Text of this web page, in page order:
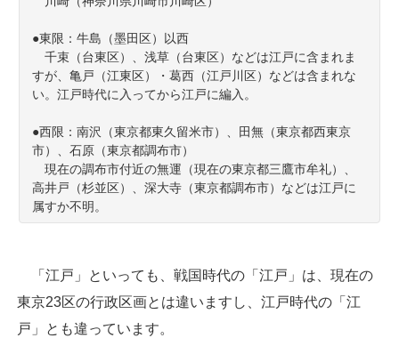
●東限：牛島（墨田区）以西
千束（台東区）、浅草（台東区）などは江戸に含まれま
すが、亀戸（江東区）・葛西（江戸川区）などは含まれな
い。江戸時代に入ってから江戸に編入。
●西限：南沢（東京都東久留米市）、田無（東京都西東京
市）、石原（東京都調布市）
現在の調布市付近の無運（現在の東京都三鷹市牟礼）、
高井戸（杉並区）、深大寺（東京都調布市）などは江戸に
属すか不明。
「江戸」といっても、戦国時代の「江戸」は、現在の
東京23区の行政区画とは違いますし、江戸時代の「江
戸」とも違っています。